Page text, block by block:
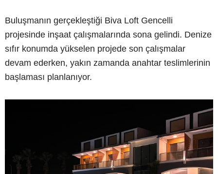
Buluşmanın gerçekleştiği Biva Loft Gencelli
projesinde inşaat çalışmalarında sona gelindi. Denize
sıfır konumda yükselen projede son çalışmalar
devam ederken, yakın zamanda anahtar teslimlerinin
başlaması planlanıyor.